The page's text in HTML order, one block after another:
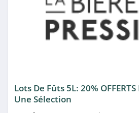
Lots De Fûts 5L: 20%
Une Sélection